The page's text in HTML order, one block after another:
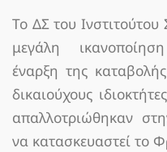
Το ΔΣ του
μεγάλη
έναρξη της
δικαιούχους
απαλλοτριώθηκαν
να κατασκευαστεί το